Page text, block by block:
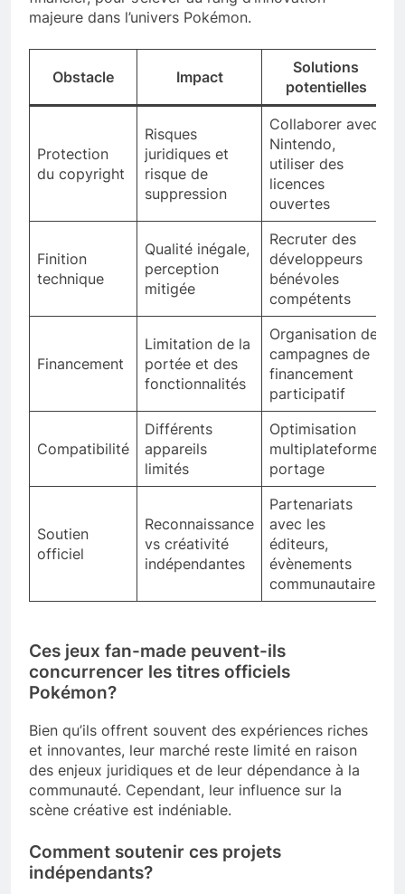
majeure dans l’univers Pokémon.
Obstacle Impact
Solutions
potentielles
Protection
du copyright
Risques
juridiques et
risque de
suppression
Collaborer avec
Nintendo,
utiliser des
licences
ouvertes
Finition
technique
Qualité inégale,
perception
mitigée
Recruter des
développeurs
bénévoles
compétents
Financement
Limitation de la
portée et des
fonctionnalités
Organisation de
campagnes de
financement
participatif
Compatibilité
Différents
appareils
limités
Optimisation
multiplateforme,
portage
Soutien
officiel
Reconnaissance
vs créativité
indépendantes
Partenariats
avec les
éditeurs,
évènements
communautaires
Ces jeux fan-made peuvent-ils
concurrencer les titres officiels
Pokémon?
Bien qu’ils offrent souvent des expériences riches
et innovantes, leur marché reste limité en raison
des enjeux juridiques et de leur dépendance à la
communauté. Cependant, leur influence sur la
scène créative est indéniable.
Comment soutenir ces projets
indépendants?